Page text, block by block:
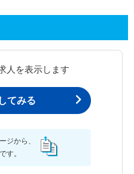
人を表示します
てみる
ジから、
す。